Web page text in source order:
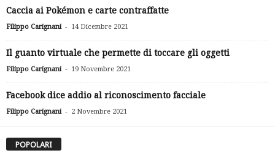
Caccia ai Pokémon e carte contraffatte
Filippo Carignani - 14 Dicembre 2021
Il guanto virtuale che permette di toccare gli oggetti
Filippo Carignani - 19 Novembre 2021
Facebook dice addio al riconoscimento facciale
Filippo Carignani - 2 Novembre 2021
POPOLARI